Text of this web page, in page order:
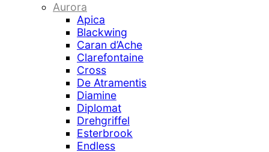
Aurora
Apica
Blackwing
Caran d’Ache
Clarefontaine
Cross
De Atramentis
Diamine
Diplomat
Drehgriffel
Esterbrook
Endless